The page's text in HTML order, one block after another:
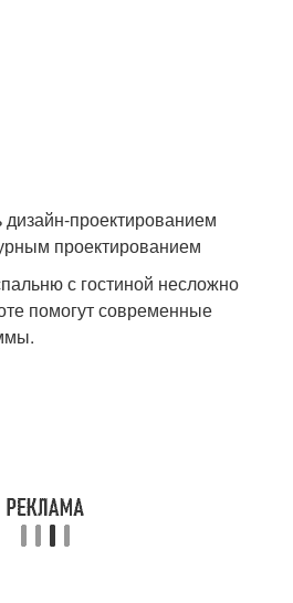
проектированием
проектированием
с гостиной несложно
помогут современные